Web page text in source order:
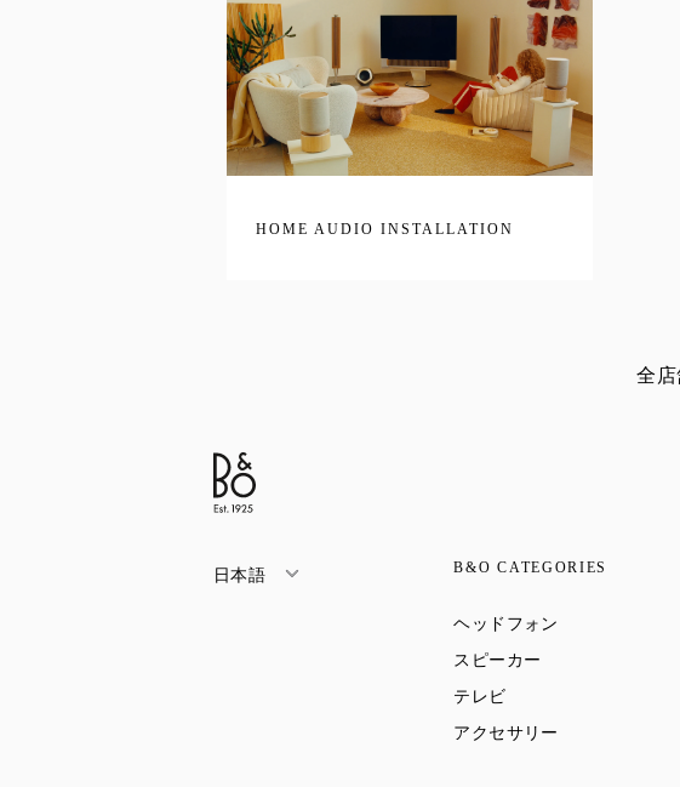
HOME AUDIO INSTALLATION
全店
日本語 B&O CATEGORIES
ヘッドフォン Link Opens in
スピーカー Link Opens in
テレビLink Opens in New Tab
アクセサリー